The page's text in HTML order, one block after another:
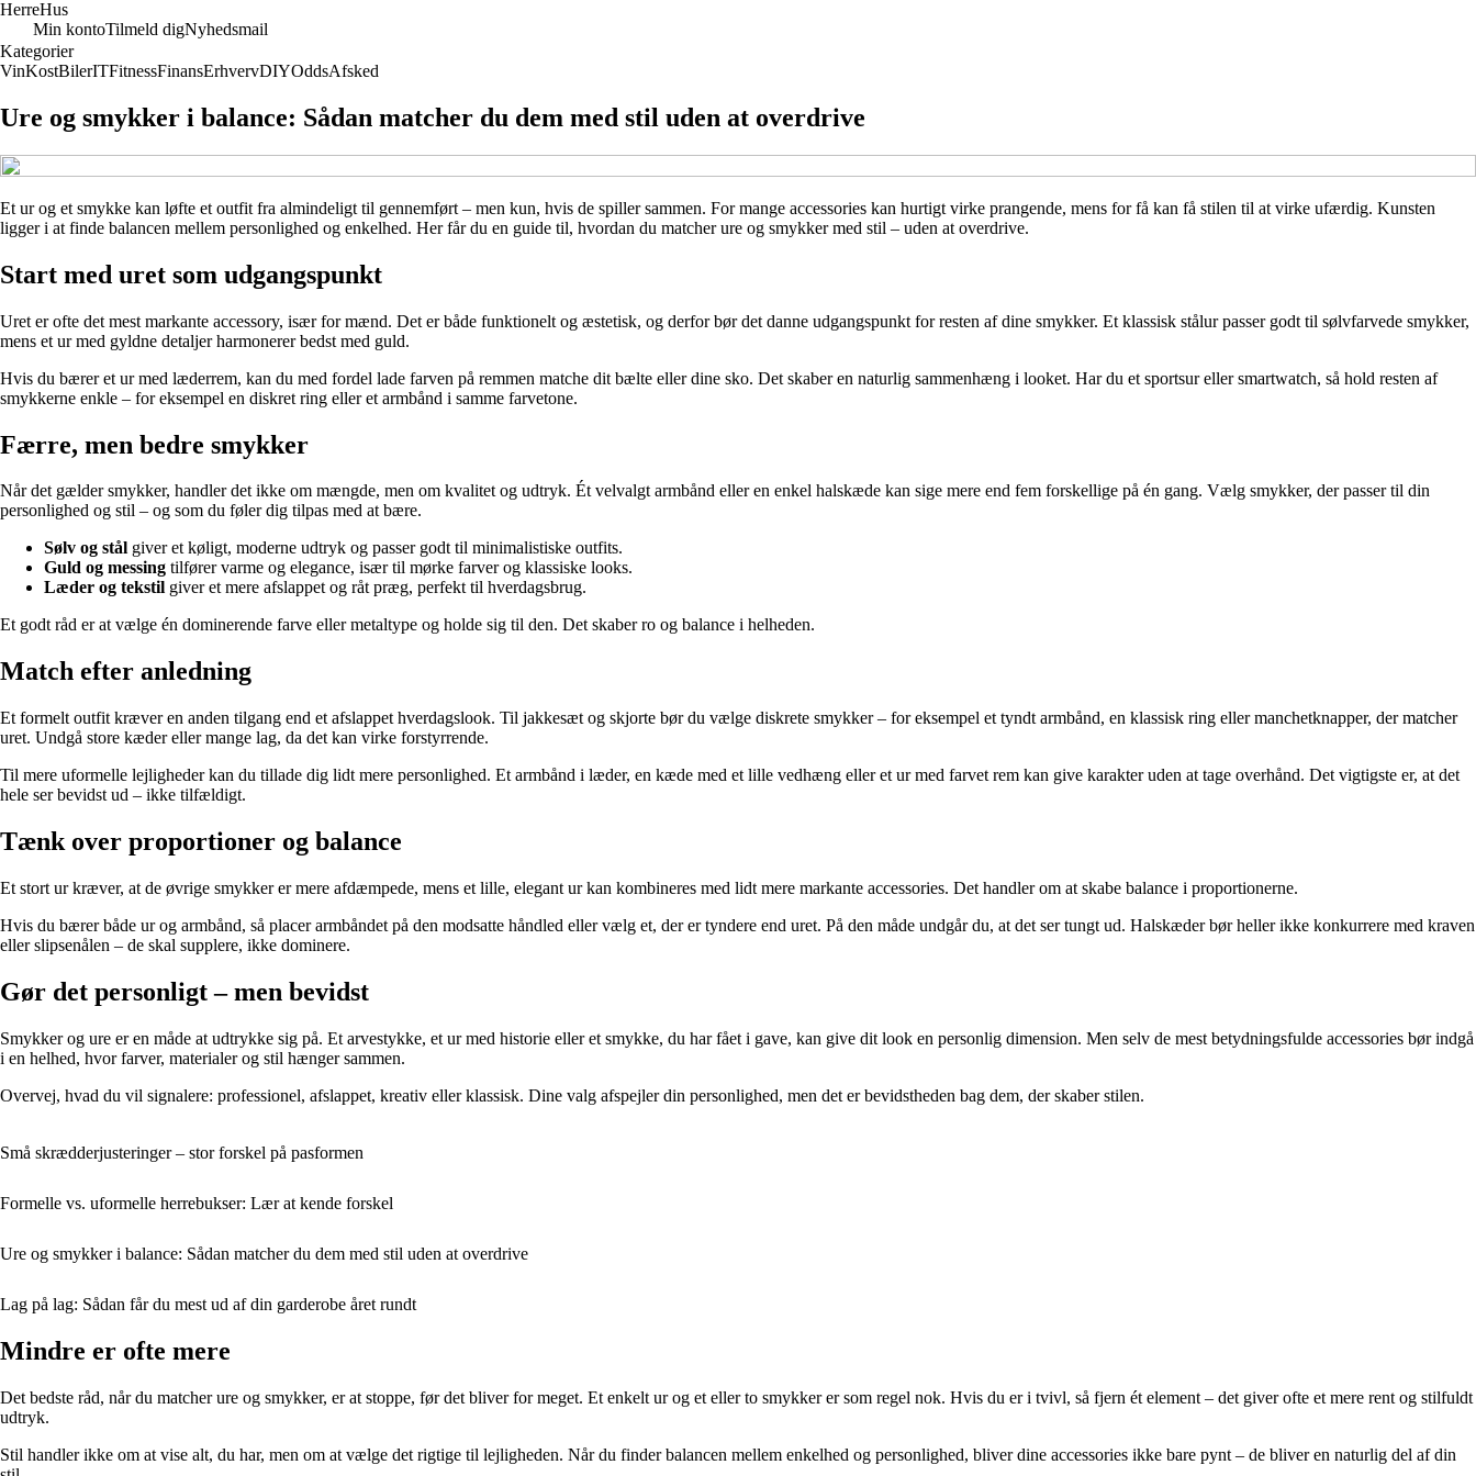
HerreHus
Min kontoTilmeld digNyhedsmail
Kategorier
VinKostBilerITFitnessFinansErhvervDIYOddsAfsked
Ure og smykker i balance: Sådan matcher du dem med stil uden at overdrive
Et ur og et smykke kan løfte et outfit fra almindeligt til gennemført – men kun, hvis de spiller sammen. For mange accessories kan hurtigt virke prangende, mens for få kan få stilen til at virke ufærdig. Kunsten
ligger i at finde balancen mellem personlighed og enkelhed. Her får du en guide til, hvordan du matcher ure og smykker med stil – uden at overdrive.
Start med uret som udgangspunkt
Uret er ofte det mest markante accessory, især for mænd. Det er både funktionelt og æstetisk, og derfor bør det danne udgangspunkt for resten af dine smykker. Et klassisk stålur passer godt til sølvfarvede smykker,
mens et ur med gyldne detaljer harmonerer bedst med guld.
Hvis du bærer et ur med læderrem, kan du med fordel lade farven på remmen matche dit bælte eller dine sko. Det skaber en naturlig sammenhæng i looket. Har du et sportsur eller smartwatch, så hold resten af
smykkerne enkle – for eksempel en diskret ring eller et armbånd i samme farvetone.
Færre, men bedre smykker
Når det gælder smykker, handler det ikke om mængde, men om kvalitet og udtryk. Ét velvalgt armbånd eller en enkel halskæde kan sige mere end fem forskellige på én gang. Vælg smykker, der passer til din
personlighed og stil – og som du føler dig tilpas med at bære.
Sølv og stål giver et køligt, moderne udtryk og passer godt til minimalistiske outfits.
Guld og messing tilfører varme og elegance, især til mørke farver og klassiske looks.
Læder og tekstil giver et mere afslappet og råt præg, perfekt til hverdagsbrug.
Et godt råd er at vælge én dominerende farve eller metaltype og holde sig til den. Det skaber ro og balance i helheden.
Match efter anledning
Et formelt outfit kræver en anden tilgang end et afslappet hverdagslook. Til jakkesæt og skjorte bør du vælge diskrete smykker – for eksempel et tyndt armbånd, en klassisk ring eller manchetknapper, der matcher
uret. Undgå store kæder eller mange lag, da det kan virke forstyrrende.
Til mere uformelle lejligheder kan du tillade dig lidt mere personlighed. Et armbånd i læder, en kæde med et lille vedhæng eller et ur med farvet rem kan give karakter uden at tage overhånd. Det vigtigste er, at det
hele ser bevidst ud – ikke tilfældigt.
Tænk over proportioner og balance
Et stort ur kræver, at de øvrige smykker er mere afdæmpede, mens et lille, elegant ur kan kombineres med lidt mere markante accessories. Det handler om at skabe balance i proportionerne.
Hvis du bærer både ur og armbånd, så placer armbåndet på den modsatte håndled eller vælg et, der er tyndere end uret. På den måde undgår du, at det ser tungt ud. Halskæder bør heller ikke konkurrere med kraven
eller slipsenålen – de skal supplere, ikke dominere.
Gør det personligt – men bevidst
Smykker og ure er en måde at udtrykke sig på. Et arvestykke, et ur med historie eller et smykke, du har fået i gave, kan give dit look en personlig dimension. Men selv de mest betydningsfulde accessories bør indgå
i en helhed, hvor farver, materialer og stil hænger sammen.
Overvej, hvad du vil signalere: professionel, afslappet, kreativ eller klassisk. Dine valg afspejler din personlighed, men det er bevidstheden bag dem, der skaber stilen.
Små skrædderjusteringer – stor forskel på pasformen
Formelle vs. uformelle herrebukser: Lær at kende forskel
Ure og smykker i balance: Sådan matcher du dem med stil uden at overdrive
Lag på lag: Sådan får du mest ud af din garderobe året rundt
Mindre er ofte mere
Det bedste råd, når du matcher ure og smykker, er at stoppe, før det bliver for meget. Et enkelt ur og et eller to smykker er som regel nok. Hvis du er i tvivl, så fjern ét element – det giver ofte et mere rent og stilfuldt
udtryk.
Stil handler ikke om at vise alt, du har, men om at vælge det rigtige til lejligheden. Når du finder balancen mellem enkelhed og personlighed, bliver dine accessories ikke bare pynt – de bliver en naturlig del af din